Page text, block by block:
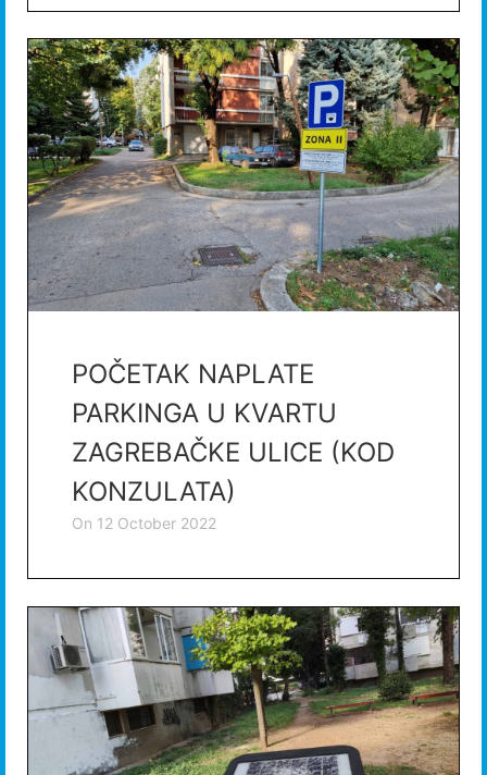
POČETAK NAPLATE
PARKINGA U KVARTU
ZAGREBAČKE ULICE (KOD
KONZULATA)
on 12 October 2022